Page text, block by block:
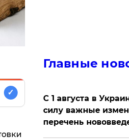
✓
Главные
С 1 августа в
силу важные
перечень